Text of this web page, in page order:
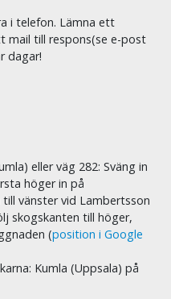
i telefon. Lämna ett
mail till respons(se e-post
dagar!
eller väg 282: Sväng in
höger in på
vänster vid Lambertsson
skogskanten till höger,
(position i Google
Kumla (Uppsala) på